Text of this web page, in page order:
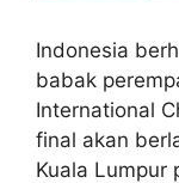
Indonesia
babak
International
final akan
Kuala Lumpur